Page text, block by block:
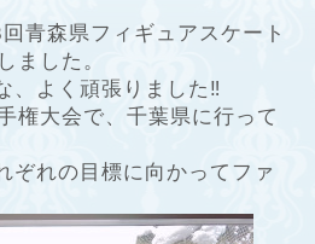
回青森県フィギュアスケート
ました。
、よく頑張りました‼︎
権大会で、千葉県に行って
ぞれの目標に向かってファ